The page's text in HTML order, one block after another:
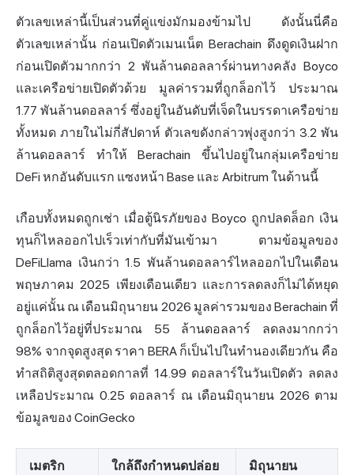
ตัวเลขเหล่านี้เป็นส่วนที่คู่แข่งมักมองข้ามไป ดังนั้นนี่คือ
ตัวเลขเหล่านั้น ก่อนเปิดตัวเมนเน็ต Berachain ดึงดูดเงินฝาก
ก่อนเปิดตัวมากกว่า 2 พันล้านดอลลาร์ผ่านทางคลัง Boyco
และเครือข่ายเปิดตัวด้วย มูลค่ารวมที่ถูกล็อกไว้ ประมาณ
1.77 พันล้านดอลลาร์ ซึ่งอยู่ในอันดับที่เจ็ดในบรรดาเครือข่าย
ทั้งหมด ภายในไม่กี่สัปดาห์ ตัวเลขดังกล่าวพุ่งสูงกว่า 3.2 พัน
ล้านดอลลาร์ ทำให้ Berachain ขึ้นไปอยู่ในกลุ่มเครือข่าย
DeFi หกอันดับแรก แซงหน้า Base และ Arbitrum ในด้านนี้
เกือบทั้งหมดถูกเช่า เมื่อตู้นิรภัยของ Boyco ถูกปลดล็อก เงิน
ทุนก็ไหลออกไปเร็วเท่ากับที่มันเข้ามา ตามข้อมูลของ
DeFiLlama เงินกว่า 1.5 พันล้านดอลลาร์ไหลออกไปในเดือน
พฤษภาคม 2025 เพียงเดือนเดียว และการลดลงก็ไม่ได้หยุด
อยู่แค่นั้น ณ เดือนมิถุนายน 2026 มูลค่ารวมของ Berachain ที่
ถูกล็อกไว้อยู่ที่ประมาณ 55 ล้านดอลลาร์ ลดลงมากกว่า
98% จากจุดสูงสุด ราคา BERA ก็เป็นไปในทำนองเดียวกัน คือ
ทำสถิติสูงสุดตลอดกาลที่ 14.99 ดอลลาร์ในวันเปิดตัว ลดลง
เหลือประมาณ 0.25 ดอลลาร์ ณ เดือนมิถุนายน 2026 ตาม
ข้อมูลของ CoinGecko
เมตริก
ใกล้ถึงกำหนดปล่อย
มิถุนายน